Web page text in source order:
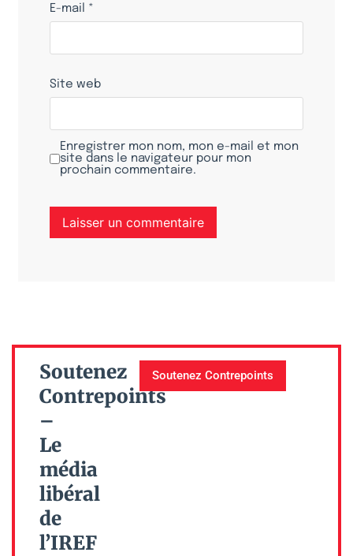
E-mail *
Site web
Enregistrer mon nom, mon e-mail et mon
site dans le navigateur pour mon
prochain commentaire.
Soutenez
Contrepoints
–
Le
média
libéral
de
l’IREF
Soutenez Contrepoints